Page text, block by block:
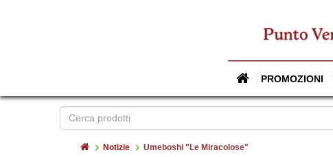
PROMOZIONI
HomeNotizie Umeboshi "Le Miracolose"